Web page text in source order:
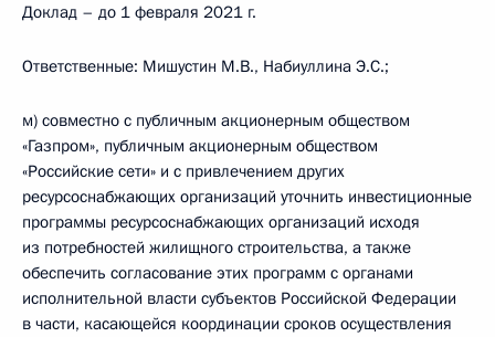
Доклад – до 1 февраля 2021 г.
Ответственные: Мишустин М.В., Набиуллина Э.С.;
м) совместно с публичным акционерным обществом
«Газпром», публичным акционерным обществом
«Российские сети» и с привлечением других
ресурсоснабжающих организаций уточнить инвестиционные
программы ресурсоснабжающих организаций исходя
из потребностей жилищного строительства, а также
обеспечить согласование этих программ с органами
исполнительной власти субъектов Российской Федерации
в части, касающейся координации сроков осуществления